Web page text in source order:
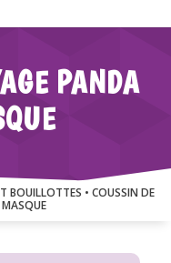
PANDA
BOUILLOTTES • COUSSIN DE